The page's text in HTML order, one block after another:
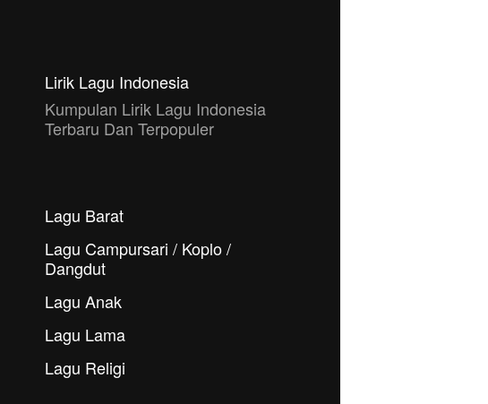
Lirik Lagu Indonesia
Kumpulan Lirik Lagu Indonesia
Terbaru Dan Terpopuler
Lagu Barat
Lagu Campursari / Koplo /
Dangdut
Lagu Anak
Lagu Lama
Lagu Religi